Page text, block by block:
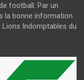
football. Par un
la bonne information
Indomptables du